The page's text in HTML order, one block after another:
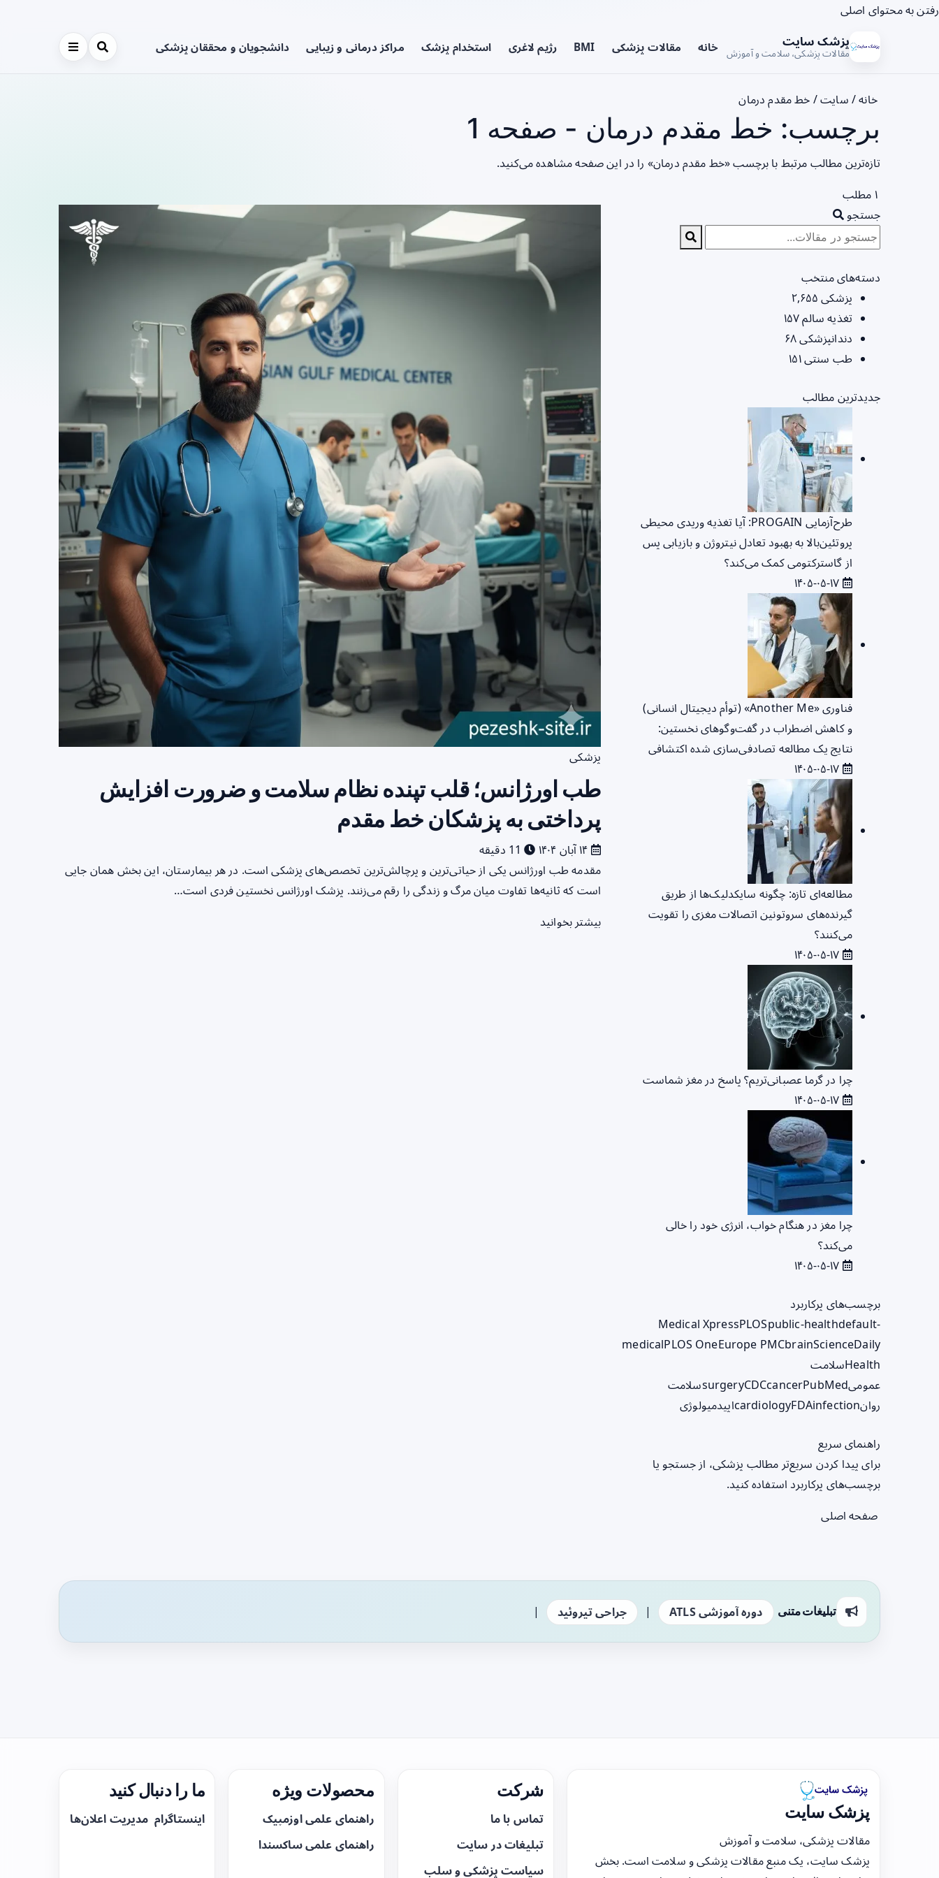
رفتن به محتوای اصلی
پزشک سایت
مقالات پزشکی، سلامت و آموزش خانه مقالات پزشکی BMI رژیم لاغری استخدام پزشک مراکز درمانی و زیبایی دانشجویان و محققان پزشکی
خانه/ سایت/ خط مقدم درمان
برچسب: خط مقدم درمان - صفحه 1
تازه‌ترین مطالب مرتبط با برچسب «خط مقدم درمان» را در این صفحه مشاهده می‌کنید.
۱ مطلب
پزشکی
طب اورژانس؛ قلب تپنده نظام سلامت و ضرورت افزایش
پرداختی به پزشکان خط مقدم
11 دقیقه
مقدمه طب اورژانس یکی از حیاتی‌ترین و پرچالش‌ترین تخصص‌های پزشکی است. در هر بیمارستان، این بخش همان جایی
است که ثانیه‌ها تفاوت میان مرگ و زندگی را رقم می‌زنند. پزشک اورژانس نخستین فردی است…
بیشتر بخوانید
جستجو
دسته‌های منتخب
پزشکی ۲,۶۵۵
تغذیه سالم۱۵۷
دندانپزشکی۶۸
طب سنتی۱۵۱
جدیدترین مطالب
طرح‌آزمایی PROGAIN: آیا تغذیه وریدی محیطی
پروتئین‌بالا به بهبود تعادل نیتروژن و بازیابی پس
از گاسترکتومی کمک می‌کند؟
فناوری «Another Me» (توأم دیجیتال انسانی)
و کاهش اضطراب در گفت‌وگوهای نخستین:
نتایج یک مطالعه تصادفی‌سازی شده اکتشافی
مطالعه‌ای تازه: چگونه سایکدلیک‌ها از طریق
گیرنده‌های سروتونین اتصالات مغزی را تقویت
می‌کنند؟
چرا در گرما عصبانی‌تریم؟ پاسخ در مغز شماست
چرا مغز در هنگام خواب، انرژی خود را خالی
می‌کند؟
برچسب‌های پرکاربرد
Medical XpressPLOSpublic-healthdefault-
medicalPLOS OneEurope PMCbrainScienceDaily
Healthسلامت
عمومی
surgeryCDCcancerPubMed
سلامت
روان
cardiologyFDAinfection اپیدمیولوژی
راهنمای سریع
برای پیدا کردن سریع‌تر مطالب پزشکی، از جستجو یا
برچسب‌های پرکاربرد استفاده کنید.
صفحه اصلی
تبلیغات متنی دوره آموزشی ATLS | جراحی تیروئید |
پزشک سایت
مقالات پزشکی، سلامت و آموزش
پزشک سایت، یک منبع مقالات پزشکی و سلامت است. بخش
شرکت
تماس با ما
تبلیغات در سایت
سیاست پزشکی و سلب
محصولات ویژه
راهنمای علمی اوزمپیک
راهنمای علمی ساکسندا
ما را دنبال کنید
اینستاگرام مدیریت اعلان‌ها